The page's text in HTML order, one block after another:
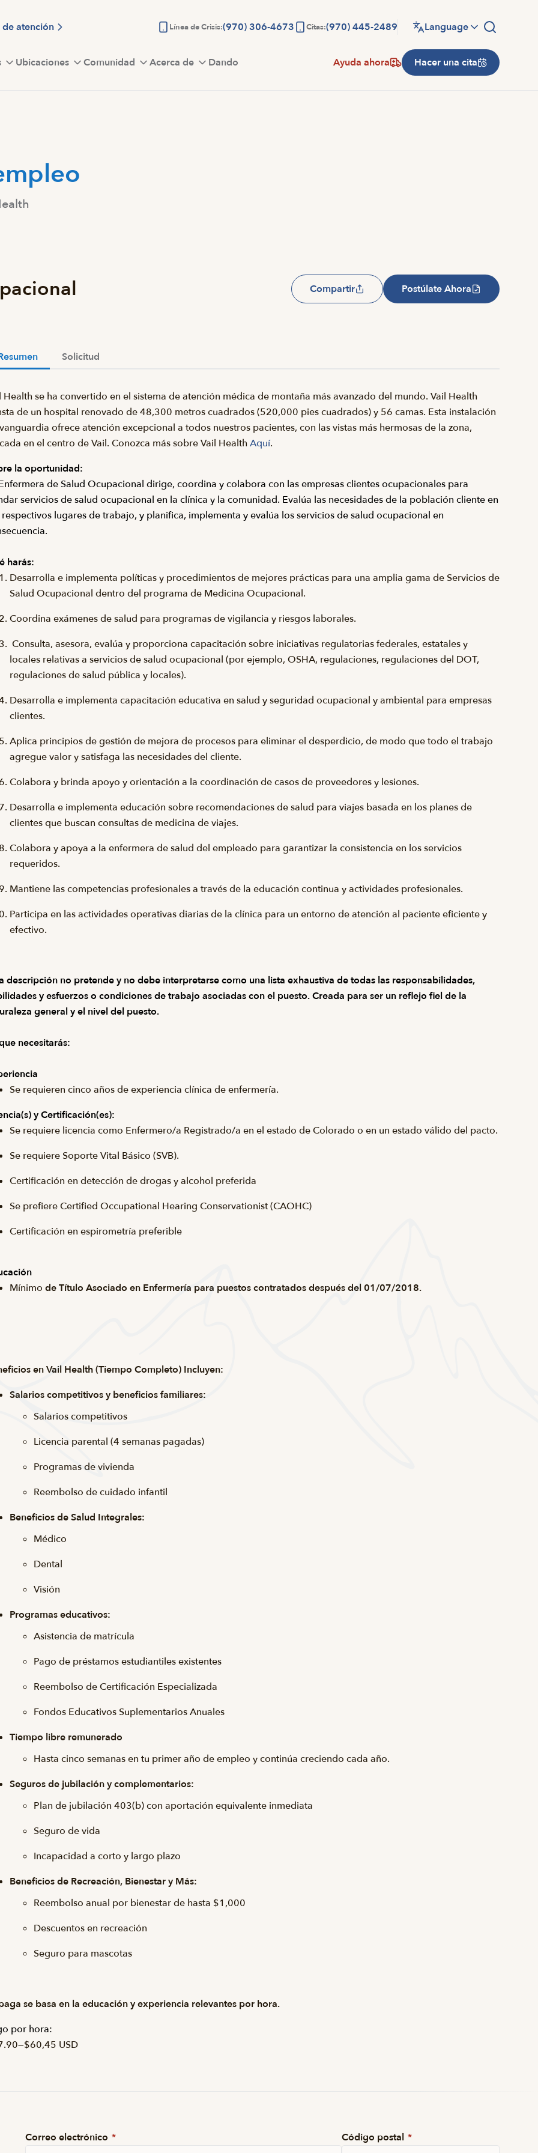
atención Línea de Crisis:(970) 306-4673 Citas:(970) 445-2489 Language
Ubicaciones Comunidad Acerca de Dando Ayuda ahora Hacer una cita
Compartir Postúlate Ahora
Solicitud
Health se ha convertido en el sistema de atención médica de montaña más avanzado del mundo. Vail Health
de un hospital renovado de 48,300 metros cuadrados (520,000 pies cuadrados) y 56 camas. Esta instalación
ofrece atención excepcional a todos nuestros pacientes, con las vistas más hermosas de la zona,
en el centro de Vail. Conozca más sobre Vail Health Aquí.
la oportunidad:
de Salud Ocupacional dirige, coordina y colabora con las empresas clientes ocupacionales para
servicios de salud ocupacional en la clínica y la comunidad. Evalúa las necesidades de la población cliente en
respectivos lugares de trabajo, y planifica, implementa y evalúa los servicios de salud ocupacional en
harás:
Desarrolla e implementa políticas y procedimientos de mejores prácticas para una amplia gama de Servicios de
Salud Ocupacional dentro del programa de Medicina Ocupacional.
Coordina exámenes de salud para programas de vigilancia y riesgos laborales.
Consulta, asesora, evalúa y proporciona capacitación sobre iniciativas regulatorias federales, estatales y
locales relativas a servicios de salud ocupacional (por ejemplo, OSHA, regulaciones, regulaciones del DOT,
regulaciones de salud pública y locales).
Desarrolla e implementa capacitación educativa en salud y seguridad ocupacional y ambiental para empresas
clientes.
Aplica principios de gestión de mejora de procesos para eliminar el desperdicio, de modo que todo el trabajo
agregue valor y satisfaga las necesidades del cliente.
Colabora y brinda apoyo y orientación a la coordinación de casos de proveedores y lesiones.
Desarrolla e implementa educación sobre recomendaciones de salud para viajes basada en los planes de
clientes que buscan consultas de medicina de viajes.
Colabora y apoya a la enfermera de salud del empleado para garantizar la consistencia en los servicios
requeridos.
Mantiene las competencias profesionales a través de la educación continua y actividades profesionales.
Participa en las actividades operativas diarias de la clínica para un entorno de atención al paciente eficiente y
efectivo.
descripción no pretende y no debe interpretarse como una lista exhaustiva de todas las responsabilidades,
y esfuerzos o condiciones de trabajo asociadas con el puesto. Creada para ser un reflejo fiel de la
general y el nivel del puesto.
necesitarás:
Se requieren cinco años de experiencia clínica de enfermería.
y Certificación(es):
Se requiere licencia como Enfermero/a Registrado/a en el estado de Colorado o en un estado válido del pacto.
Se requiere Soporte Vital Básico (SVB).
Certificación en detección de drogas y alcohol preferida
Se prefiere Certified Occupational Hearing Conservationist (CAOHC)
Certificación en espirometría preferible
Mínimo de Título Asociado en Enfermería para puestos contratados después del 01/07/2018.
en Vail Health (Tiempo Completo) Incluyen:
Salarios competitivos y beneficios familiares:
Salarios competitivos
Licencia parental (4 semanas pagadas)
Programas de vivienda
Reembolso de cuidado infantil
Beneficios de Salud Integrales:
Médico
Dental
Visión
Programas educativos:
Asistencia de matrícula
Pago de préstamos estudiantiles existentes
Reembolso de Certificación Especializada
Fondos Educativos Suplementarios Anuales
Tiempo libre remunerado
Hasta cinco semanas en tu primer año de empleo y continúa creciendo cada año.
Seguros de jubilación y complementarios:
Plan de jubilación 403(b) con aportación equivalente inmediata
Seguro de vida
Incapacidad a corto y largo plazo
Beneficios de Recreación, Bienestar y Más:
Reembolso anual por bienestar de hasta $1,000
Descuentos en recreación
Seguro para mascotas
se basa en la educación y experiencia relevantes por hora.
por hora:
—$60,45 USD
Correo electrónico * Código postal *